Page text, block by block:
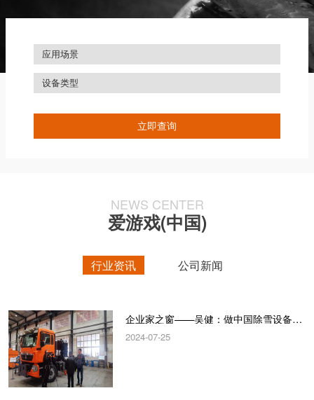
NEWS CENTER
爱游戏(中国)
行业资讯 公司新闻
企业家之窗——吴健：做中国除雪设备“领跑者”
2024-07-25